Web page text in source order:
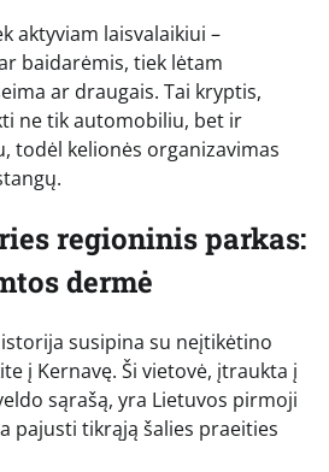
aktyviam laisvalaikiui –
baidarėmis, tiek lėtam
ar draugais. Tai kryptis,
ne tik automobiliu, bet ir
todėl kelionės organizavimas
regioninis parkas:
dermė
susipina su neįtikėtino
į Kernavę. Ši vietovė, įtraukta į
sąrašą, yra Lietuvos pirmoji
pajusti tikrąją šalies praeities